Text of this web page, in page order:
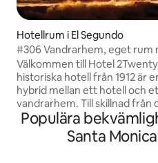
Hotellrum i El Segundo
#306 Vandrarhem, eget rum
och LAX South Bay
Välkommen till Hotel
historiska hotell från 1912 är
hybrid mellan ett hotell och
vandrarhem. Till skillnad från
vandrarhem är varje rum
badrum, kök och
utrymmen delas med de
Populära
Santa